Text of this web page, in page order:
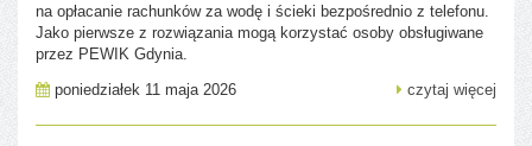
na opłacanie rachunków za wodę i ścieki bezpośrednio z telefonu.
Jako pierwsze z rozwiązania mogą korzystać osoby obsługiwane
przez PEWIK Gdynia.
poniedziałek 11 maja 2026
czytaj więcej